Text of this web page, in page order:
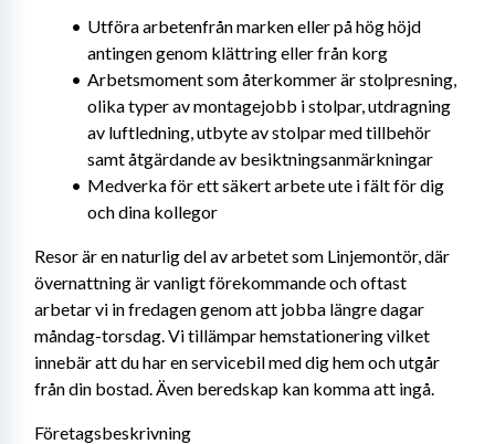
Utföra arbetenfrån marken eller på hög höjd
antingen genom klättring eller från korg
Arbetsmoment som återkommer är stolpresning,
olika typer av montagejobb i stolpar, utdragning
av luftledning, utbyte av stolpar med tillbehör
samt åtgärdande av besiktningsanmärkningar
Medverka för ett säkert arbete ute i fält för dig
och dina kollegor
Resor är en naturlig del av arbetet som Linjemontör, där
övernattning är vanligt förekommande och oftast
arbetar vi in fredagen genom att jobba längre dagar
måndag-torsdag. Vi tillämpar hemstationering vilket
innebär att du har en servicebil med dig hem och utgår
från din bostad. Även beredskap kan komma att ingå.
Företagsbeskrivning